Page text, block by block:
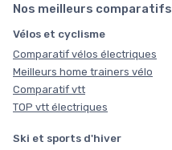
Nos meilleurs comparatifs
Vélos et cyclisme
Comparatif vélos électriques
Meilleurs home trainers vélo
Comparatif vtt
TOP vtt électriques
Ski et sports d'hiver